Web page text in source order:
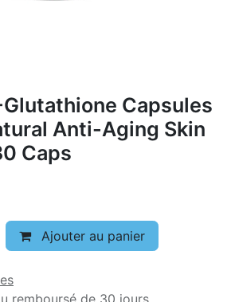
Capsules
Anti-Aging Skin
Caps
Ajouter au panier
remboursé de 30 jours